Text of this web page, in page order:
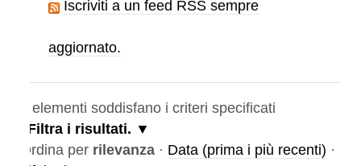
Iscriviti a un feed RSS sempre
aggiornato.
soddisfano i criteri specificati
i risultati.
per rilevanza · Data (prima i più recenti) ·